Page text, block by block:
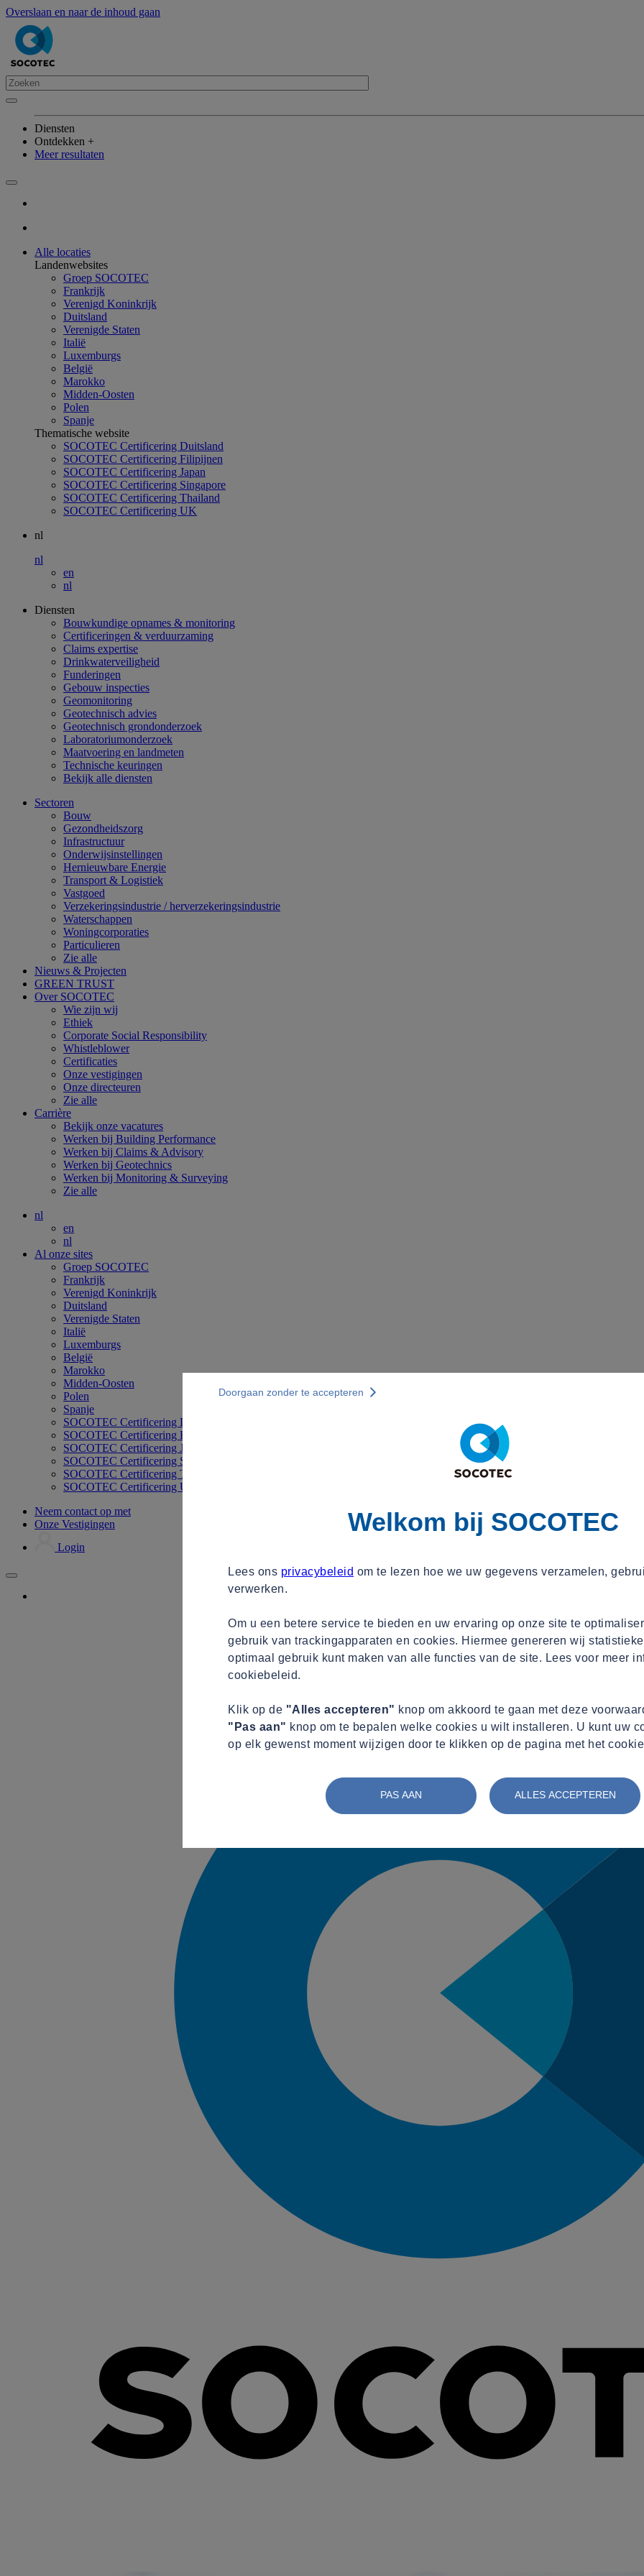
Overslaan en naar de inhoud gaan
Diensten
Ontdekken +
Meer resultaten
Alle locaties
Landenwebsites
Groep SOCOTEC
Frankrijk
Verenigd Koninkrijk
Duitsland
Verenigde Staten
Italië
Luxemburgs
België
Marokko
Midden-Oosten
Polen
Spanje
Thematische website
SOCOTEC Certificering Duitsland
SOCOTEC Certificering Filipijnen
SOCOTEC Certificering Japan
SOCOTEC Certificering Singapore
SOCOTEC Certificering Thailand
SOCOTEC Certificering UK
nl
nl
en
nl
Diensten
Bouwkundige opnames & monitoring
Certificeringen & verduurzaming
Claims expertise
Drinkwaterveiligheid
Funderingen
Gebouw inspecties
Geomonitoring
Geotechnisch advies
Geotechnisch grondonderzoek
Laboratoriumonderzoek
Maatvoering en landmeten
Technische keuringen
Bekijk alle diensten
Sectoren
Bouw
Gezondheidszorg
Infrastructuur
Onderwijsinstellingen
Hernieuwbare Energie
Transport & Logistiek
Vastgoed
Verzekeringsindustrie / herverzekeringsindustrie
Waterschappen
Woningcorporaties
Particulieren
Zie alle
Nieuws & Projecten
GREEN TRUST
Over SOCOTEC
Wie zijn wij
Ethiek
Corporate Social Responsibility
Whistleblower
Certificaties
Onze vestigingen
Onze directeuren
Zie alle
Carrière
Bekijk onze vacatures
Werken bij Building Performance
Werken bij Claims & Advisory
Werken bij Geotechnics
Werken bij Monitoring & Surveying
Zie alle
nl
en
nl
Al onze sites
Groep SOCOTEC
Frankrijk
Verenigd Koninkrijk
Duitsland
Verenigde Staten
Italië
Luxemburgs
België
Marokko
Midden-Oosten
Polen
Spanje
SOCOTEC Certificering Duitsland
SOCOTEC Certificering Filipijnen
SOCOTEC Certificering Japan
SOCOTEC Certificering Singapore
SOCOTEC Certificering Thailand
SOCOTEC Certificering UK
Neem contact op met
Onze Vestigingen
Login
Welkom bij SOCOTEC
Lees ons privacybeleid om te lezen hoe we uw gegevens verzamelen,
verwerken.
Om u een betere service te bieden en uw ervaring op onze site te
gebruik van trackingapparaten en cookies. Hiermee genereren wij
optimaal gebruik kunt maken van alle functies van de site. Lees voor meer
cookiebeleid.
Klik op de "Alles accepteren" knop om akkoord te gaan met deze
"Pas aan" knop om te bepalen welke cookies u wilt installeren. U kunt uw
op elk gewenst moment wijzigen door te klikken op de pagina met het
PAS AAN ALLES ACCEPTEREN
Doorgaan zonder te accepteren